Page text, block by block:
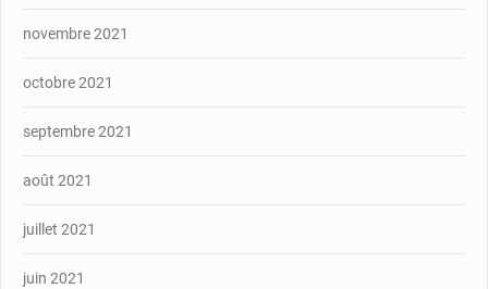
novembre 2021
octobre 2021
septembre 2021
août 2021
juillet 2021
juin 2021